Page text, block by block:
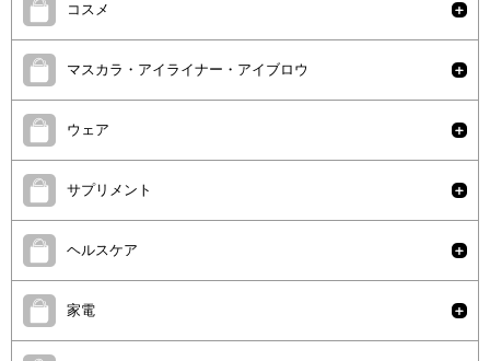
コスメ
マスカラ・アイライナー・アイブロウ
ウェア
サプリメント
ヘルスケア
家電